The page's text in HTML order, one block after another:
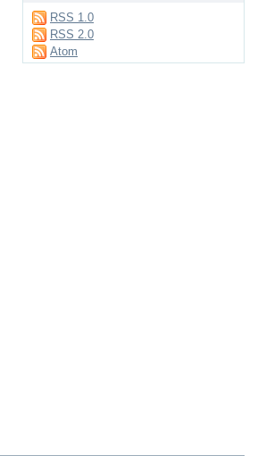
RSS 1.0
RSS 2.0
Atom